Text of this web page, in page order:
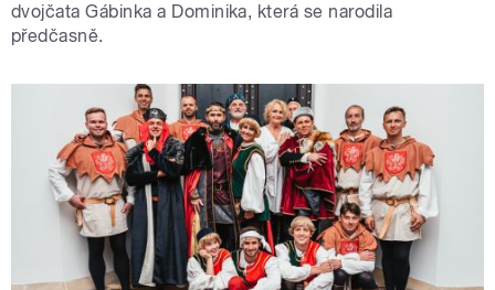
dvojčata Gábinka a Dominika, která se narodila
předčasně.